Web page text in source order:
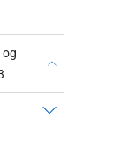
og